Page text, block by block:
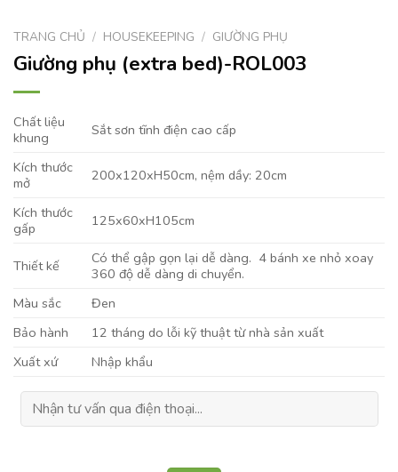
TRANG CHỦ / HOUSEKEEPING / GIƯỜNG PHỤ
Giường phụ (extra bed)-ROL003
Chất liệu
khung
Sắt sơn tĩnh điện cao cấp
Kích thước
mở
200x120xH50cm, nệm dầy: 20cm
Kích thước
gấp
125x60xH105cm
Thiết kế
Có thể gập gọn lại dễ dàng. 4 bánh xe nhỏ xoay
360 độ dễ dàng di chuyển.
Màu sắc
Đen
Bảo hành
12 tháng do lỗi kỹ thuật từ nhà sản xuất
Xuất xứ
Nhập khẩu